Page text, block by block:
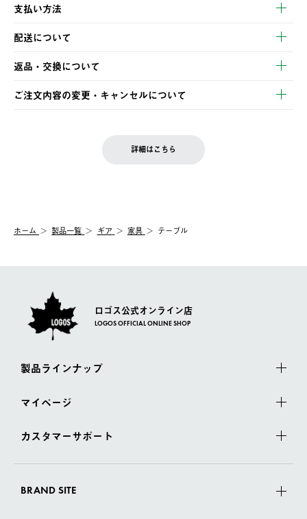
支払い方法
以下のいずれかの方法でお支払いいただけます。
・クレジットカード決済
・コンビニ決済
・Pay-easy決済
配送について
【発送スケジュール】
ご注文・ご入金完了より2営業日以内に商品を発送いたします。
土日祝の発送はございませんので、木曜日以降のご注文は週明け
の発送となる場合がございます。
【配送業者】
佐川急便にて配送されます。
返品・交換について
※お客様都合の場合
お客様都合の返品にかかる送料は、お客様ご負担とさせていただ
一度お手元の商品を返品いただき、ご希望商品を再注文してくだ
ご注文内容の変更・キャンセルについて
LOGOS FAMILY会員の方は、会員マイページ内 購入履歴画面に
詳細はこちら
ホーム 製品一覧 ギア 家具 テーブル
ロゴス公式オンライン店
LOGOS OFFICIAL ONLINE SHOP
製品ラインナップ
マイページ
カスタマーサポート
BRAND SITE